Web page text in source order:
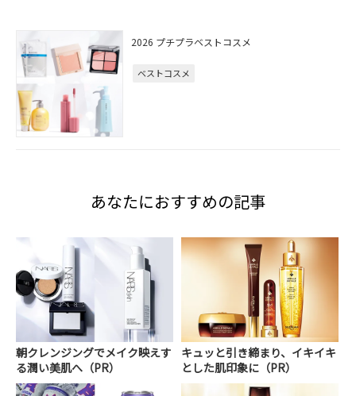
2026 プチプラベストコスメ
ベストコスメ
あなたにおすすめの記事
朝クレンジングでメイク映えす
る潤い美肌へ（PR）
キュッと引き締まり、イキイキ
とした肌印象に（PR）